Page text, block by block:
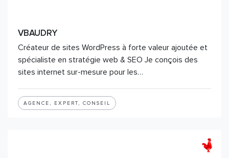
VBAUDRY
Créateur de sites WordPress à forte valeur ajoutée et
spécialiste en stratégie web & SEO Je conçois des
sites internet sur-mesure pour les…
AGENCE, EXPERT, CONSEIL